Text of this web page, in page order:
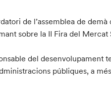
de l’assemblea de demà
sobre la II Fira del Mercat
del desenvolupament
públiques, a més